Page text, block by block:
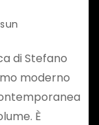
di Stefano
moderno
È